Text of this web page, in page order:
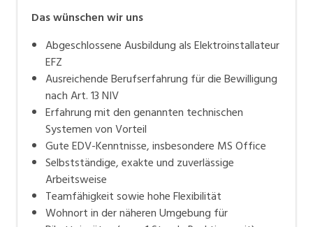
Das wünschen wir uns
Abgeschlossene Ausbildung als Elektroinstallateur
EFZ
Ausreichende Berufserfahrung für die Bewilligung
nach Art. 13 NIV
Erfahrung mit den genannten technischen
Systemen von Vorteil
Gute EDV-Kenntnisse, insbesondere MS Office
Selbstständige, exakte und zuverlässige
Arbeitsweise
Teamfähigkeit sowie hohe Flexibilität
Wohnort in der näheren Umgebung für